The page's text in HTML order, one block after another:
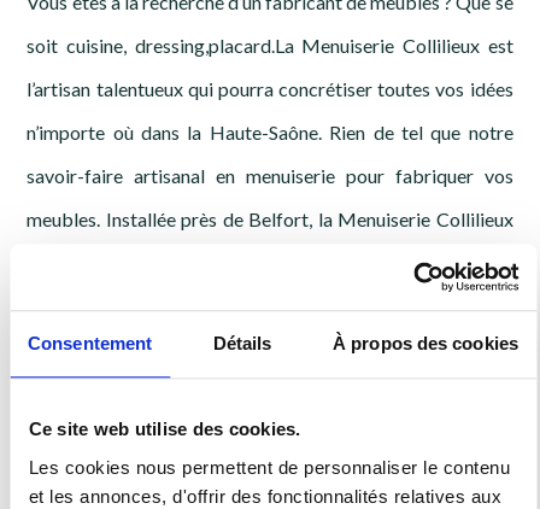
Consentement Détails À propos des cookies
Ce site web utilise des cookies.
Les cookies nous permettent de personnaliser le contenu
et les annonces, d'offrir des fonctionnalités relatives aux
soit cuisine, dressing,placard.La Menuiserie Collilieux est
l’artisan talentueux qui pourra concrétiser toutes vos idées
n’importe où dans la Haute-Saône. Rien de tel que notre
savoir-faire artisanal en menuiserie pour fabriquer vos
meubles. Installée près de Belfort, la Menuiserie Collilieux
met à votre disposition une équipe performante et
expérimentée.
Un fabricant de